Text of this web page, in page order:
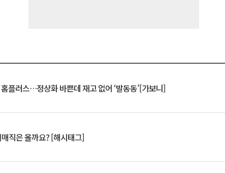
플러스…정상화 바쁜데 재고 없어 ‘발동동’[가보니]
직은 올까요? [해시태그]